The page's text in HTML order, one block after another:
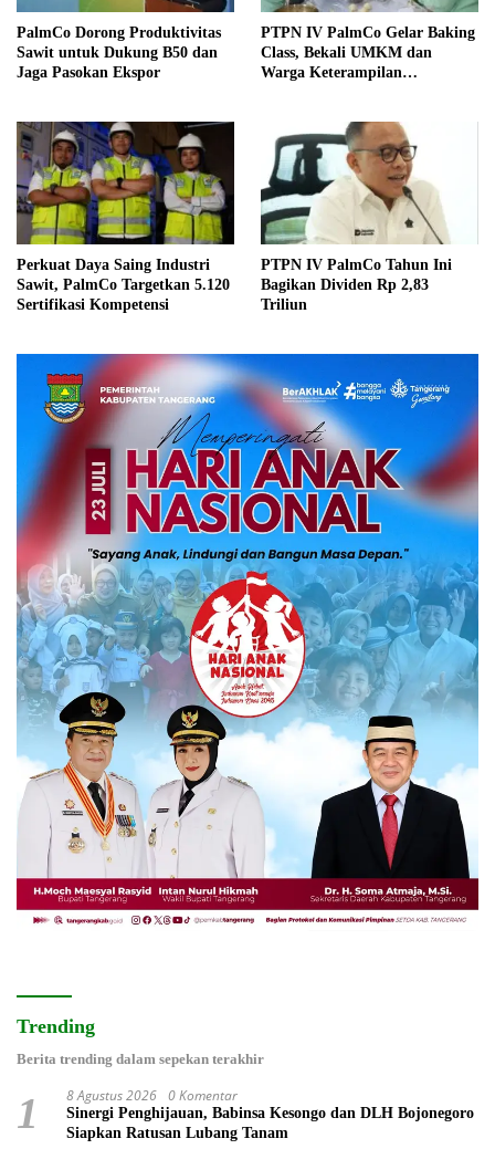
PalmCo Dorong Produktivitas
Sawit untuk Dukung B50 dan
Jaga Pasokan Ekspor
PTPN IV PalmCo Gelar Baking
Class, Bekali UMKM dan
Warga Keterampilan
Perkuat Daya Saing Industri
Sawit, PalmCo Targetkan 5.120
Sertifikasi Kompetensi
PTPN IV PalmCo Tahun Ini
Bagikan Dividen Rp 2,83
Triliun
Trending
Berita trending dalam sepekan terakhir
1 8 Agustus 2026 0 Komentar
Sinergi Penghijauan, Babinsa Kesongo dan DLH Bojonegoro
Siapkan Ratusan Lubang Tanam